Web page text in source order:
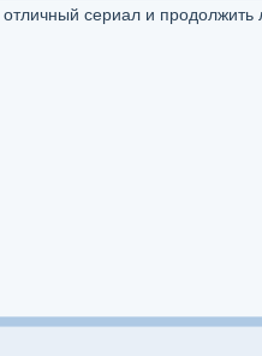
сериал и продолжить